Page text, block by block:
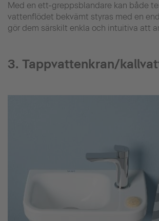
Med en ett-greppsblandare kan både
vattenflödet bekvämt styras med en
gör dem särskilt enkla och intuitiva att
3. Tappvattenkran/